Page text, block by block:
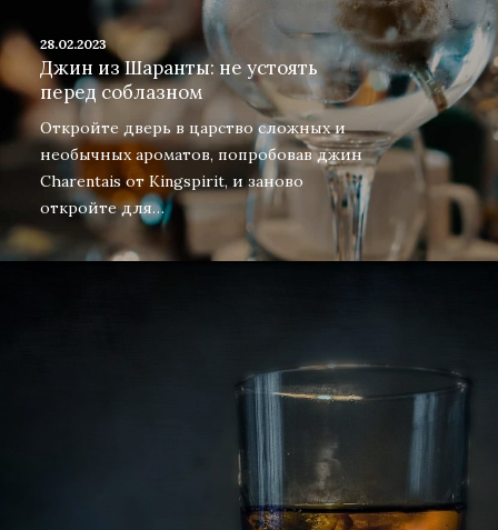
28.02.2023
Джин из Шаранты: не устоять
перед соблазном
Откройте дверь в царство сложных и
необычных ароматов, попробовав джин
Charentais от Kingspirit, и заново
откройте для…